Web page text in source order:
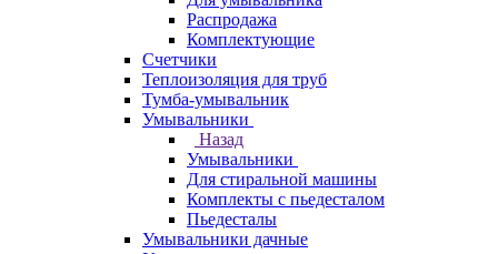
Распродажа
Комплектующие
Счетчики
Теплоизоляция для труб
Тумба-умывальник
Умывальники
Назад
Умывальники
Для стиральной машины
Комплекты с пьедесталом
Пьедесталы
Умывальники дачные